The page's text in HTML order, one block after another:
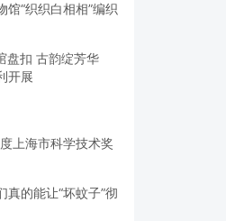
“织织白相相”编织
盘扣 古韵绽芳华
开展
上海市科学技术奖
真的能让“坏蚊子”彻